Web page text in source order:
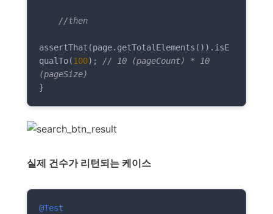
//then
assertThat(page.getTotalElements()).isE
qualTo(100);
// 10 (pageCount) * 10
(pageSize)
}
실제 건수가 리턴되는 케이스
@Test